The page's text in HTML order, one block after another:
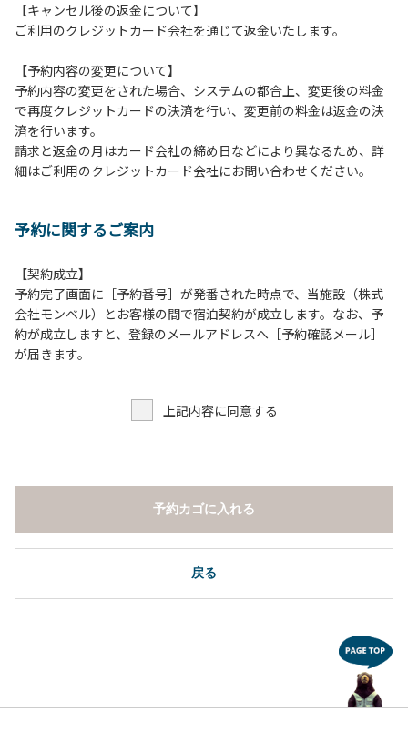
の間車輌移動はご遠慮ください。
１２．レンタル品は管理棟に返却してください。
宿泊可能なサイトは除く）
１４．キャンプ場内に喫煙所はございません。他のお客様の
ご迷惑にならないようにご配慮願います。
【当キャンプ場での禁止事項】
１．花火（手持ちや打ち上げなど全て）。
３．硬いボールでの球技。（野球、キャッチボール・サッカ
４．大きな音で音楽や楽器などを鳴らす行為。（ 但し貸切イ
ベントは除く）
５．発電機の使用。（但し貸切イベントは除く）
６．申込みされたサイト以外のサイトの利用や共用部（シャ
ワー棟、水道など）の占有行為。
８．その他 周りに迷惑となるような行為（夜間の大声での談
１．全室禁煙です。
２．動物（ペット類）の同伴はご遠慮願います。
３．備品の持ち出しはしないでください。
４．ご訪問客と常設テント内での面会はご遠慮願います。
【キャンセル後の返金について】
ご利用のクレジットカード会社を通じて返金いたします。
【予約内容の変更について】
予約内容の変更をされた場合、システムの都合上、変更後の料金
で再度クレジットカードの決済を行い、変更前の料金は返金の決
済を行います。
請求と返金の月はカード会社の締め日などにより異なるため、詳
細はご利用のクレジットカード会社にお問い合わせください。
予約に関するご案内
【契約成立】
予約完了画面に［予約番号］が発番された時点で、当施設（株式
会社モンベル）とお客様の間で宿泊契約が成立します。なお、予
約が成立しますと、登録のメールアドレスへ［予約確認メール］
が届きます。
上記内容に同意する
戻る
予約カゴに入れる